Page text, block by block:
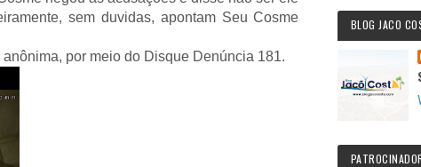
sem duvidas, apontam Seu Cosme
por meio do Disque Denúncia 181.
BLOG JACO